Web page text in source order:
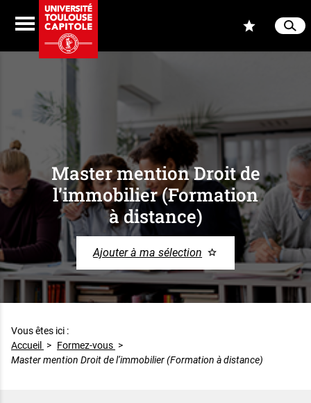
Menu
Master mention Droit de
l’immobilier (Formation
à distance)
Ajouter à ma sélection
Vous êtes ici :
Accueil
> Formez-vous >
Master mention Droit de l’immobilier (Formation à distance)